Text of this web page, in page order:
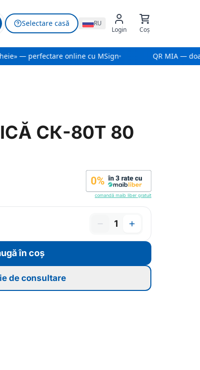
Selectare casă RU
Login Coș
— perfectare online cu MSign QR MIA —
СК-80Т 80
comandă maib liber gratuit
1
în coș
de consultare